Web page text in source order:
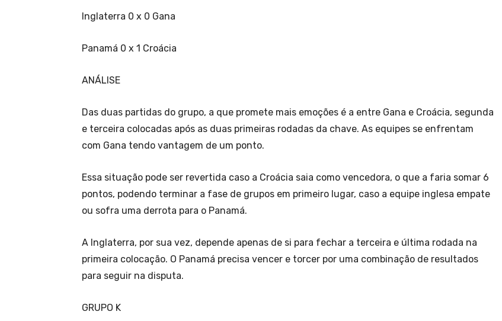
Inglaterra 0 x 0 Gana
Panamá 0 x 1 Croácia
ANÁLISE
Das duas partidas do grupo, a que promete mais emoções é a entre Gana e Croácia, segunda
e terceira colocadas após as duas primeiras rodadas da chave. As equipes se enfrentam
com Gana tendo vantagem de um ponto.
Essa situação pode ser revertida caso a Croácia saia como vencedora, o que a faria somar 6
pontos, podendo terminar a fase de grupos em primeiro lugar, caso a equipe inglesa empate
ou sofra uma derrota para o Panamá.
A Inglaterra, por sua vez, depende apenas de si para fechar a terceira e última rodada na
primeira colocação. O Panamá precisa vencer e torcer por uma combinação de resultados
para seguir na disputa.
GRUPO K